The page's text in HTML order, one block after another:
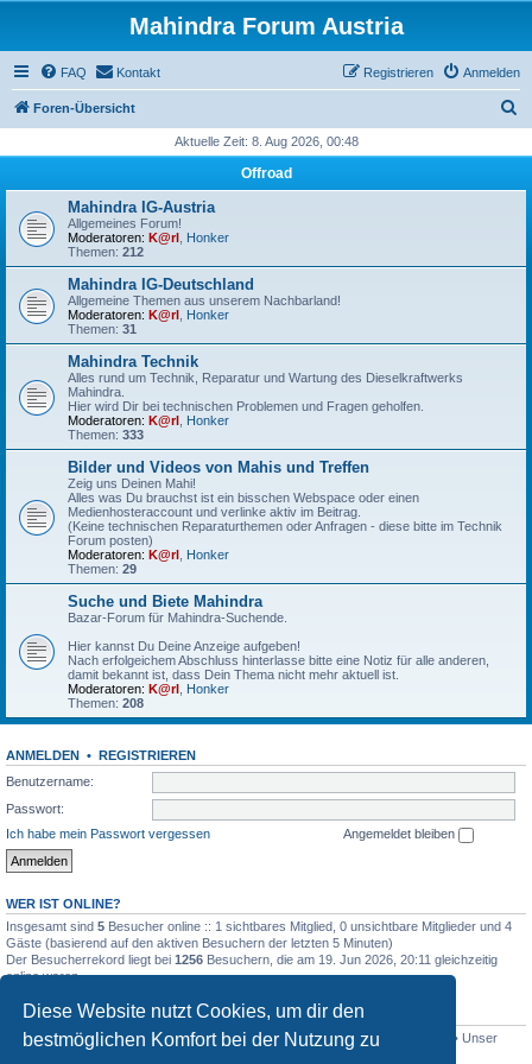
Diese Website nutzt Cookies, um dir den
bestmöglichen Komfort bei der Nutzung zu
Mahindra Forum Austria
FAQ Kontakt Anmelden
Registrieren
Foren-Übersicht
h
Aktuelle Zeit: 8. Aug 2026, 00:48
Offroad
Mahindra IG-Austria
Allgemeines Forum!
Moderatoren: K@rl Honker
Themen: 212
Mahindra IG-Deutschland
Allgemeine Themen aus unserem Nachbarland!
Moderatoren: K@rl Honker
Themen: 31
Mahindra Technik
Alles rund um Technik, Reparatur und Wartung des Dieselkraftwerks
Mahindra.
Hier wird Dir bei technischen Problemen und Fragen geholfen.
Moderatoren: K@rl Honker
Themen: 333
Bilder und Videos von Mahis und Treffen
Zeig uns Deinen Mahi!
Alles was Du brauchst ist ein bisschen Webspace oder einen
Medienhosteraccount und verlinke aktiv im Beitrag.
(Keine technischen Reparaturthemen oder Anfragen - diese bitte im Technik
Forum posten)
Moderatoren: K@rl Honker
Themen: 29
Suche und Biete Mahindra
Bazar-Forum für Mahindra-Suchende.
Hier kannst Du Deine Anzeige aufgeben!
Nach erfolgeichem Abschluss hinterlasse bitte eine Notiz für alle anderen,
damit bekannt ist, dass Dein Thema nicht mehr aktuell ist.
Moderatoren: K@rl Honker
Themen: 208
ANMELDEN • REGISTRIEREN
Benutzername:
Passwort:
Ich habe mein Passwort vergessen
Angemeldet bleiben
WER IST ONLINE?
Insgesamt sind 5 Besucher online :: 1 sichtbares Mitglied, 0 unsichtbare Mitglieder und 4
Gäste (basierend auf den aktiven Besuchern der letzten 5 Minuten)
Der Besucherrekord liegt bei 1256 Besuchern, die am 19. Jun 2026, 20:11 gleichzeitig
online waren.
STATISTIK
Beiträge insgesamt4515 • Themen insgesamt801 • Mitglieder insgesamt
• Unser
neuestes Mitglied: